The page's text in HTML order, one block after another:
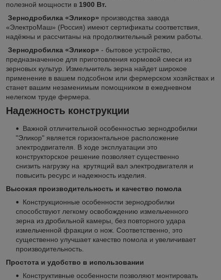
полезной мощности в 1900 Вт.
Зернодробилка «Эликор» производства завода
«ЭлектроМаш» (Россия) имеют сертификаты соответствия,
надёжны и рассчитаны на продолжительный режим работы.
Зернодробилка «Эликор» - бытовое устройство,
предназначенное для приготовления кормовой смеси из
зерновых культур. Измельчитель зерна найдет широкое
применение в вашем подсобном или фермерском хозяйствах и
станет вашим незаменимым помощником в ежедневном
нелегком труде фермера.
Надежность конструкции
Важной отличительной особенностью зернодробилки
"Эликор" является горизонтальное расположение
электродвигателя. В ходе эксплуатации это
конструкторское решение позволяет существенно
снизить нагрузку на крутящий вал электродвигателя и
повысить ресурс и надежность изделия.
Высокая производительность и качество помола
Конструкционные особенности зернодробилки
способствуют легкому освобождению измельченного
зерна из дробильной камеры, без повторного удара
измельченной фракции о нож. Соответственно, это
существенно улучшает качество помола и увеличивает
производительность.
Простота и удобство в использовании
Конструктивные особенности позволяют монтировать